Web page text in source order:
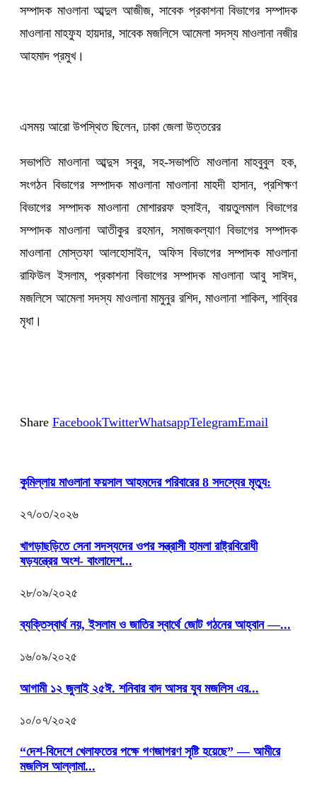
সম্পাদক মাওলানা আব্দুল আজীজ, সাবেক প্রকাশনা বিভাগের সম্পাদক
মাওলানা মাহফুয হায়দার, সাবেক মজলিসে আমেলা সদস্য মাওলানা নজীর
আহমাদ প্রমুখ।
এসময় আরো উপস্থিত ছিলেন, ঢাকা জেলা উত্তরের
সভাপতি মাওলানা আব্দুস সবুর, সহ-সভাপতি মাওলানা মাহবুবুল হক,
সংগঠন বিভাগের সম্পাদক মাওলানা মাওলানা মাহদী হাসান, প্রশিক্ষণ
বিভাগের সম্পাদক মাওলানা মোশাররফ হুসাইন, বায়তুলমাল বিভাগের
সম্পাদক মাওলানা আতীকুর রহমান, সমাজকল্যাণ বিভাগের সম্পাদক
মাওলানা মোস্তফা আলহোসাইন, অফিস বিভাগের সম্পাদক মাওলানা
রাফিউল ইসলাম, প্রকাশনা বিভাগের সম্পাদক মাওলানা আবু সাঈদ,
মজলিসে আমেলা সদস্য মাওলানা মামুনুর রশিদ, মাওলানা শাকিল, শাব্বির
মৃধা।
Share FacebookTwitterWhatsappTelegramEmail
কুমিল্লায় মাওলানা ফয়সাল আহমদের পরিবারের 8 সদস্যের মৃত্যু:
২৭/০৩/২০২৬
খাগড়াছড়িতে সেনা সদস্যদের ওপর সন্ত্রাসী হামলা রাষ্ট্রবিরোধী
ষড়যন্ত্রের অংশ- বাংলাদেশ...
২৮/০৯/২০২৫
ব্যক্তিস্বার্থ নয়, ইসলাম ও জাতির স্বার্থে জোট গঠনের আহ্বান —...
১৬/০৯/২০২৫
আগামী ১২ জুলাই ২৫ঈ. শনিবার বাদ আসর যুব মজলিস এর...
১০/০৭/২০২৫
“দেশ-বিদেশে খেলাফতের পক্ষে গণজাগরণ সৃষ্টি হয়েছে” — আমীরে
মজলিস আল্লামা...